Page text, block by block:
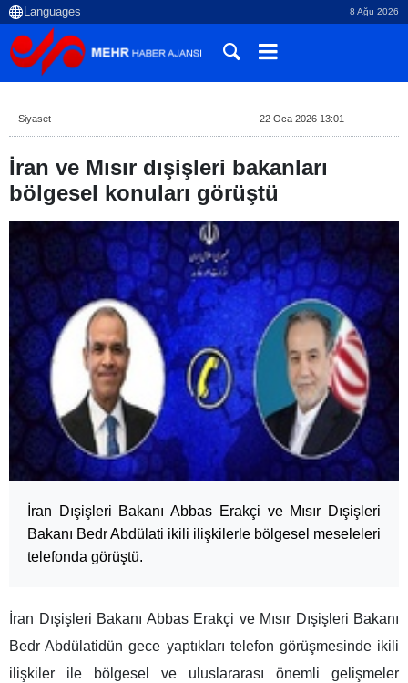
8 Ağu 2026
Siyaset 22 Oca 2026 13:01
İran ve Mısır dışişleri bakanları
bölgesel konuları görüştü
İran Dışişleri Bakanı Abbas Erakçi ve Mısır Dışişleri
Bakanı Bedr Abdülati ikili ilişkilerle bölgesel meseleleri
telefonda görüştü.
İran Dışişleri Bakanı Abbas Erakçi ve Mısır Dışişleri Bakanı
Bedr Abdülatidün gece yaptıkları telefon görüşmesinde ikili
ilişkiler ile bölgesel ve uluslararası önemli gelişmeler